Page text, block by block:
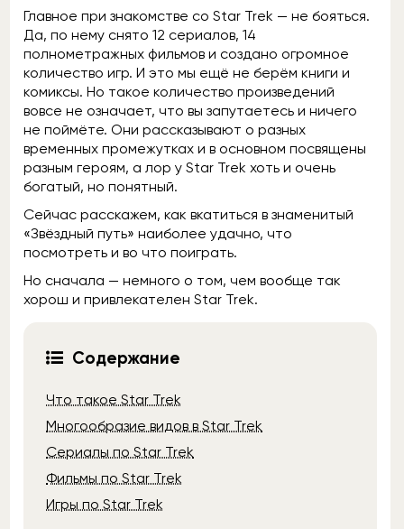
Главное при знакомстве со Star Trek — не бояться.
Да, по нему снято 12 сериалов, 14
полнометражных фильмов и создано огромное
количество игр. И это мы ещё не берём книги и
комиксы. Но такое количество произведений
вовсе не означает, что вы запутаетесь и ничего
не поймёте. Они рассказывают о разных
временных промежутках и в основном посвящены
разным героям, а лор у Star Trek хоть и очень
богатый, но понятный.
Сейчас расскажем, как вкатиться в знаменитый
«Звёздный путь» наиболее удачно, что
посмотреть и во что поиграть.
Но сначала — немного о том, чем вообще так
хорош и привлекателен Star Trek.
Содержание
Что такое Star Trek
Многообразие видов в Star Trek
Сериалы по Star Trek
Фильмы по Star Trek
Игры по Star Trek